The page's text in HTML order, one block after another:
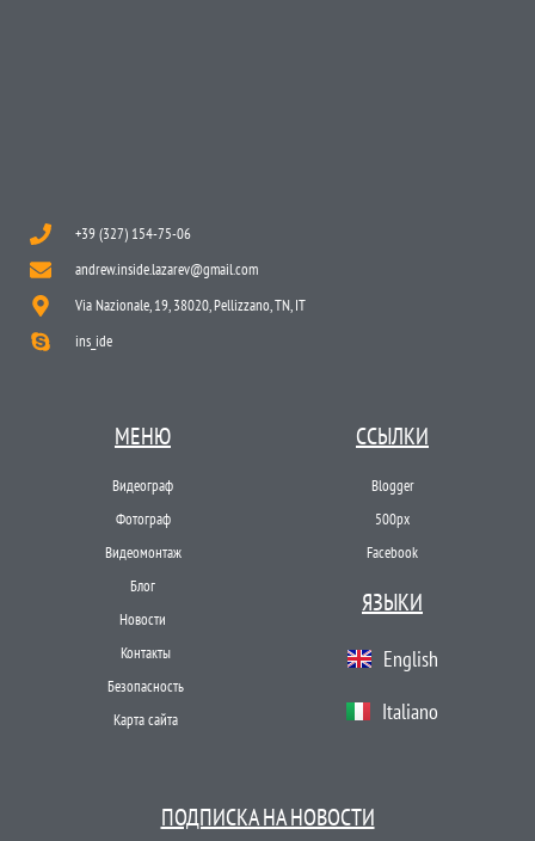
+39 (327) 154-75-06
andrew.inside.lazarev@gmail.com
Via Nazionale, 19, 38020, Pellizzano, TN, IT
ins_ide
МЕНЮ
Видеограф
Фотограф
Видеомонтаж
Блог
Новости
Контакты
Безопасность
Карта сайта
ССЫЛКИ
Blogger
500px
Facebook
ЯЗЫКИ
English
Italiano
ПОДПИСКА НА НОВОСТИ